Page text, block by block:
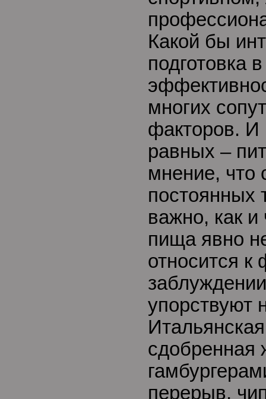
Какой бы
подготовка
многих
факторов. И
равных –
мнение, что
постоянных
важно, как и
пища явно
относится
упорствуют
сдобренная
перерыв,